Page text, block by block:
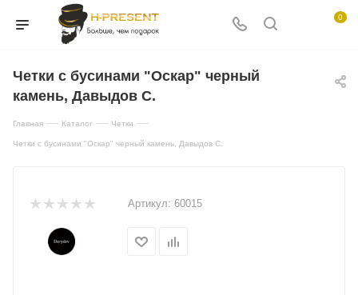
0
Четки с бусинами "Оскар" черный
камень, Давыдов С.
Главная — Каталог — Четки —
Четки с бусинами "Оскар" черный камень, Давыдов С.
Артикул: 60015